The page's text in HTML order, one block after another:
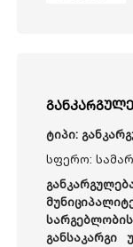
ტიპი:
სფერო:
განსაკარგი